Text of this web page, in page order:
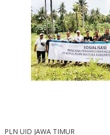
PLN UID JAWA TIMUR